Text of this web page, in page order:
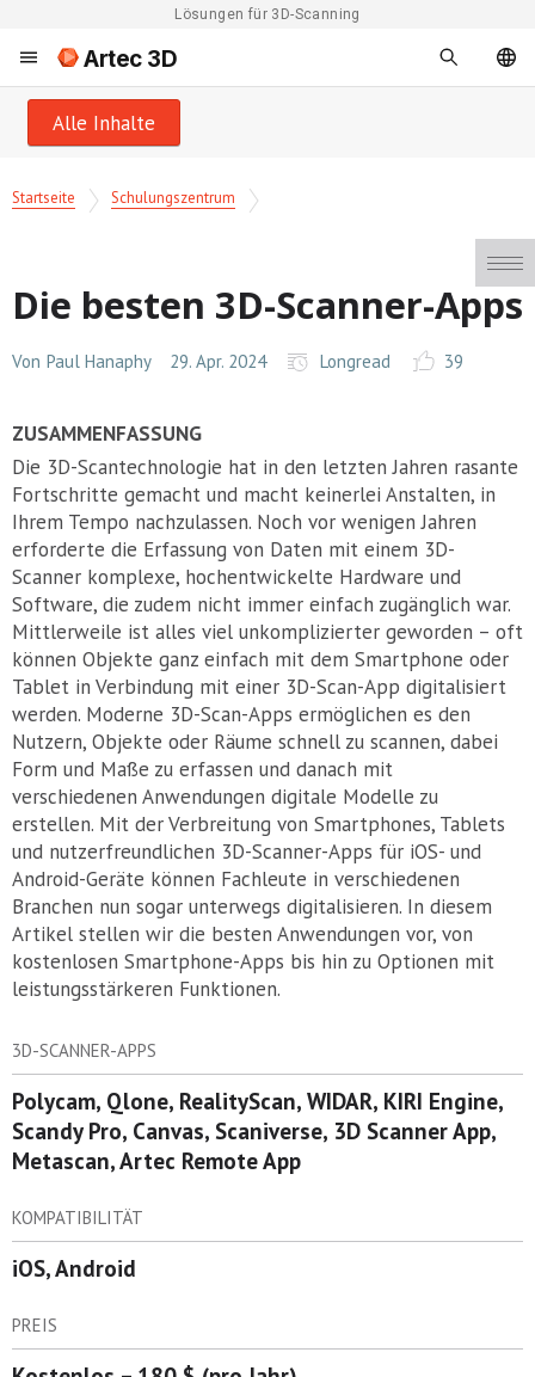
Lösungen für 3D-Scanning
Artec 3D
Alle Inhalte
Startseite Schulungszentrum
Die besten 3D-Scanner-Apps
Von Paul Hanaphy 29. Apr. 2024 Longread 39
ZUSAMMENFASSUNG
Die 3D-Scantechnologie hat in den letzten Jahren rasante
Fortschritte gemacht und macht keinerlei Anstalten, in
Ihrem Tempo nachzulassen. Noch vor wenigen Jahren
erforderte die Erfassung von Daten mit einem 3D-
Scanner komplexe, hochentwickelte Hardware und
Software, die zudem nicht immer einfach zugänglich war.
Mittlerweile ist alles viel unkomplizierter geworden – oft
können Objekte ganz einfach mit dem Smartphone oder
Tablet in Verbindung mit einer 3D-Scan-App digitalisiert
werden. Moderne 3D-Scan-Apps ermöglichen es den
Nutzern, Objekte oder Räume schnell zu scannen, dabei
Form und Maße zu erfassen und danach mit
verschiedenen Anwendungen digitale Modelle zu
erstellen. Mit der Verbreitung von Smartphones, Tablets
und nutzerfreundlichen 3D-Scanner-Apps für iOS- und
Android-Geräte können Fachleute in verschiedenen
Branchen nun sogar unterwegs digitalisieren. In diesem
Artikel stellen wir die besten Anwendungen vor, von
kostenlosen Smartphone-Apps bis hin zu Optionen mit
leistungsstärkeren Funktionen.
3D-SCANNER-APPS
Polycam, Qlone, RealityScan, WIDAR, KIRI Engine,
Scandy Pro, Canvas, Scaniverse, 3D Scanner App,
Metascan, Artec Remote App
KOMPATIBILITÄT
iOS, Android
PREIS